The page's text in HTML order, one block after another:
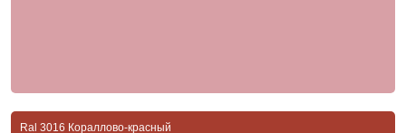
Ral 3016 Кораллово-красный